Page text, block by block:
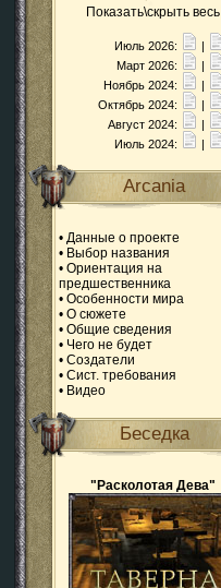
Показать\скрыть весь
Июль 2026:
|
Март 2026:
|
Ноябрь 2024:
|
Октябрь 2024:
|
Август 2024:
|
Июль 2024:
|
Arcania
• Данные о проекте
• Выбор названия
• Ориентация на
предшественника
• Особенности мира
• О сюжете
• Общие сведения
• Чего не будет
• Создатели
• Сист. требования
• Видео
Беседка
"Расколотая Дева"